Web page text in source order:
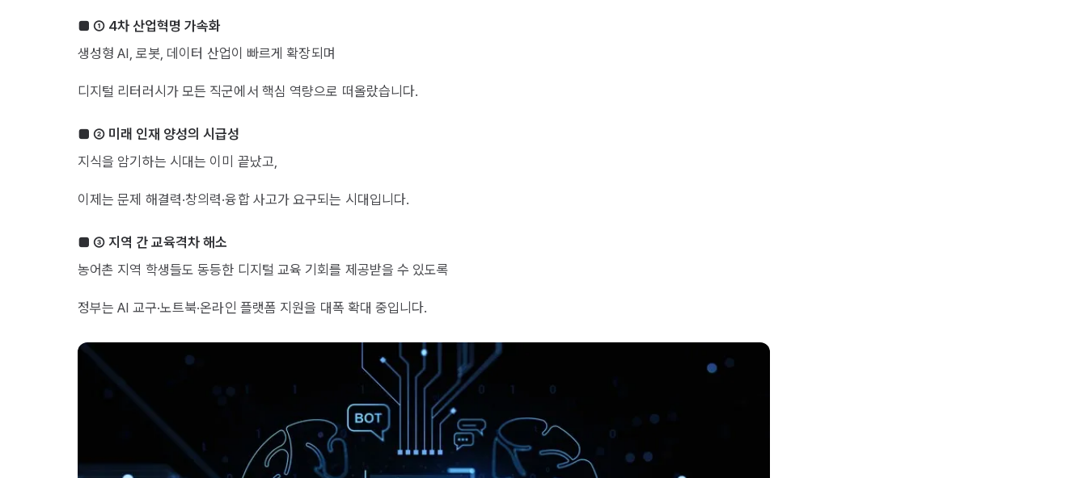
■ ① 4차 산업혁명 가속화
생성형 AI, 로봇, 데이터 산업이 빠르게 확장되며
디지털 리터러시가 모든 직군에서 핵심 역량으로 떠올랐습니다.
■ ② 미래 인재 양성의 시급성
지식을 암기하는 시대는 이미 끝났고,
이제는 문제 해결력·창의력·융합 사고가 요구되는 시대입니다.
■ ③ 지역 간 교육격차 해소
농어촌 지역 학생들도 동등한 디지털 교육 기회를 제공받을 수 있도록
정부는 AI 교구·노트북·온라인 플랫폼 지원을 대폭 확대 중입니다.